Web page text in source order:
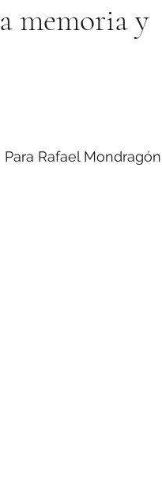
memoria y
Para Rafael Mondragón